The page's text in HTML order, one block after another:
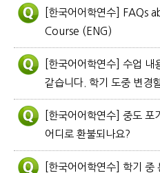
[한국어어학연수] FAQs
Course (ENG)
[한국어어학연수] 수업 내
같습니다. 학기 도중 변경
[한국어어학연수] 중도 포
어디로 환불되나요?
[한국어어학연수] 학기 중